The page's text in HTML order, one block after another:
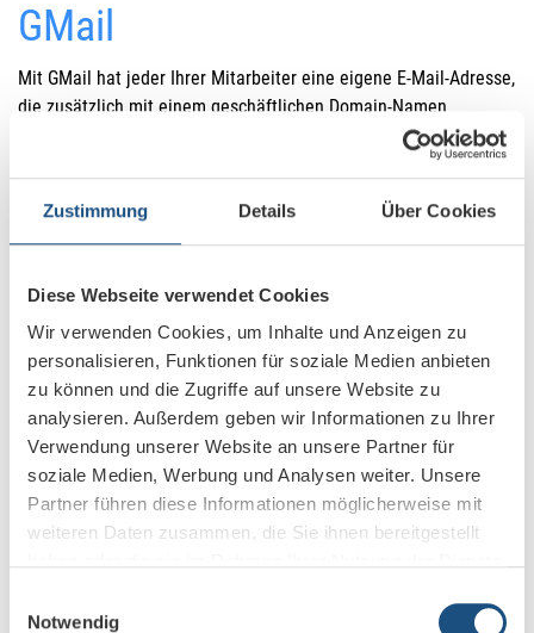
Zustimmung Details Über Cookies
Diese Webseite verwendet Cookies
Wir verwenden Cookies, um Inhalte und Anzeigen zu
personalisieren, Funktionen für soziale Medien anbieten
zu können und die Zugriffe auf unsere Website zu
analysieren. Außerdem geben wir Informationen zu Ihrer
Verwendung unserer Website an unsere Partner für
soziale Medien, Werbung und Analysen weiter. Unsere
Partner führen diese Informationen möglicherweise mit
weiteren Daten zusammen, die Sie ihnen bereitgestellt
Notwendig
GMail
Mit GMail hat jeder Ihrer Mitarbeiter eine eigene E-Mail-Adresse,
die zusätzlich mit einem geschäftlichen Domain-Namen
Dies sieht professionell aus und hinterlässt bei Kunden und
Geschäftspartnern einen guten Eindruck.
Die Konten können von Administratoren separat angelegt und
mit mehreren Mitarbeitern kommunizieren und
zusammenarbeiten.
Die E-Mail-Adresse wird gleichzeitig zur Anmeldung in den
Google Workspace verwendet.
Slides
Erstellen Sie anspruchsvolle Präsentationen direkt im Browser
aktuellsten Version. Sie können online mit Geschäftspartnern,